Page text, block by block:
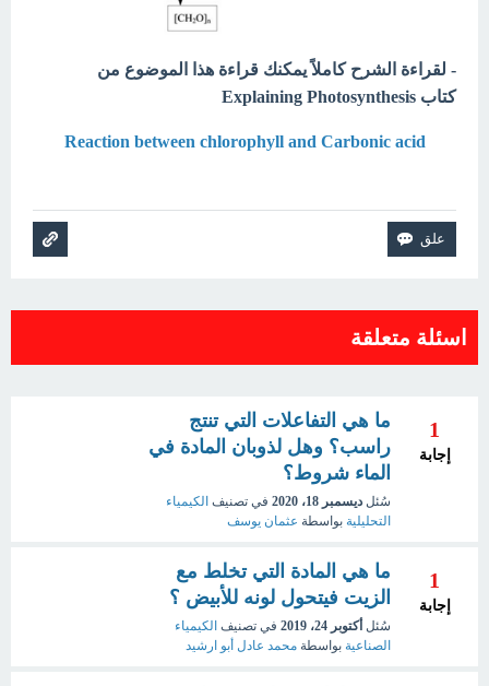
- لقراءة الشرح كاملاً يمكنك قراءة هذا الموضوع من
كتاب Explaining Photosynthesis
Reaction between chlorophyll and Carbonic acid
اسئلة متعلقة
1
إجابة
ما هي التفاعلات التي تنتج
راسب؟ وهل لذوبان المادة في
الماء شروط؟
سُئل ديسمبر 18، 2020 في تصنيف الكيمياء
التحليلية بواسطة عثمان يوسف
1
إجابة
ما هي المادة التي تخلط مع
الزيت فيتحول لونه للأبيض ؟
سُئل أكتوبر 24، 2019 في تصنيف الكيمياء
الصناعية بواسطة محمد عادل أبو ارشيد